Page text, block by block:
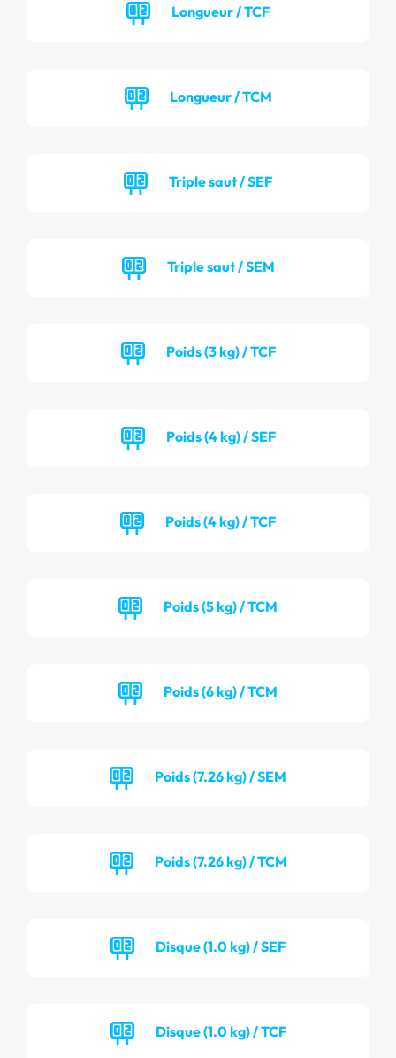
Longueur / TCF
Longueur / TCM
Triple saut / SEF
Triple saut / SEM
Poids (3 kg) / TCF
Poids (4 kg) / SEF
Poids (4 kg) / TCF
Poids (5 kg) / TCM
Poids (6 kg) / TCM
Poids (7.26 kg) / SEM
Poids (7.26 kg) / TCM
Disque (1.0 kg) / SEF
Disque (1.0 kg) / TCF